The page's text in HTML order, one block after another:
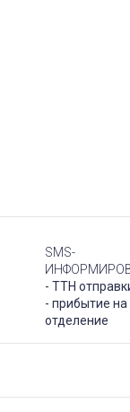
SMS-
- ТТН
- прибытие на
отделение